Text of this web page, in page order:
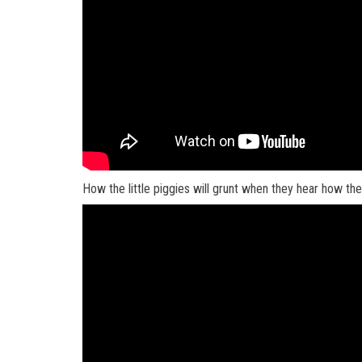
How the little piggies will grunt when they hear how